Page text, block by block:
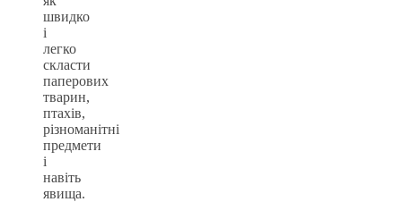
швидко
і
легко
скласти
паперових
тварин,
птахів,
різноманітні
предмети
і
навіть
явища.